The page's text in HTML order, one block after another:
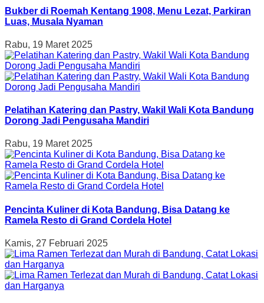
Bukber di Roemah Kentang 1908, Menu Lezat, Parkiran
Luas, Musala Nyaman
Rabu, 19 Maret 2025
Pelatihan Katering dan Pastry, Wakil Wali Kota Bandung
Dorong Jadi Pengusaha Mandiri
Rabu, 19 Maret 2025
Pencinta Kuliner di Kota Bandung, Bisa Datang ke
Ramela Resto di Grand Cordela Hotel
Kamis, 27 Februari 2025